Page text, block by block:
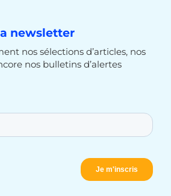
newsletter
nos sélections d’articles, nos
nos bulletins d’alertes